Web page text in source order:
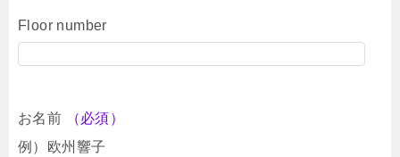
Floor number
お名前
（必須）
例）欧州響子